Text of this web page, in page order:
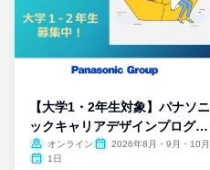
【大学1・2年生対象】パナソニ
ックキャリアデザインプログラ
ム
オンライン
2026年8月・9月・10月
1日